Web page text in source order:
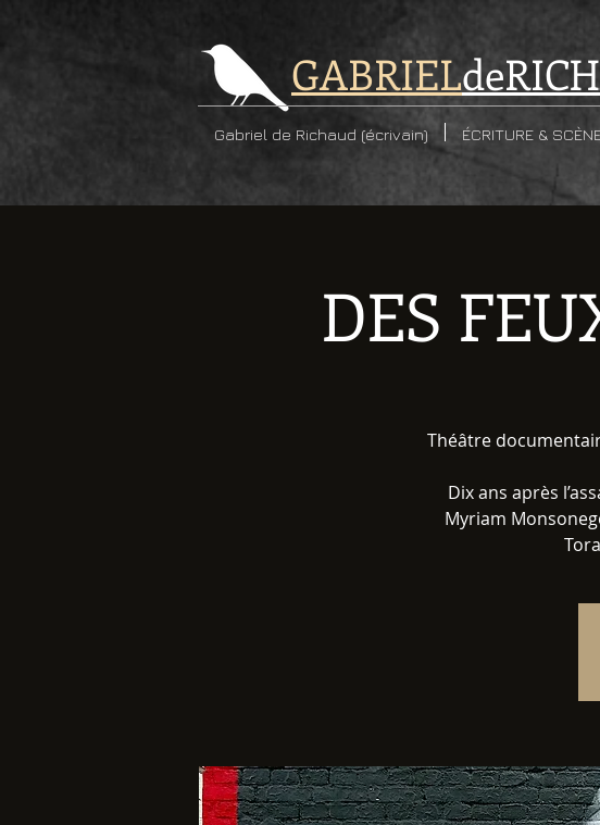
GABRIELde
Gabriel de Richaud (écrivain) ÉCRITURE &
DES
Théâtre
Dix ans après
Myriam